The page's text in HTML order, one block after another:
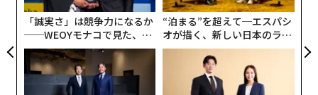
「誠実さ」は競争力になるか
──WEOYモナコで見た、く
ら寿司の経営哲学
“泊まる”を超えて─エスパシ
オが描く、新しい日本のラグ
ジュアリー（中編）